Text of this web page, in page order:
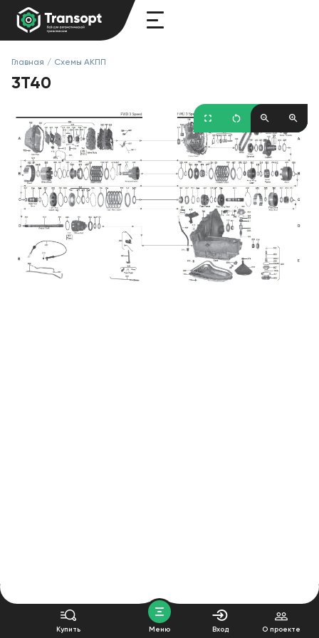
Главная / Схемы АКПП
3T40
Купить Меню Вход О проекте